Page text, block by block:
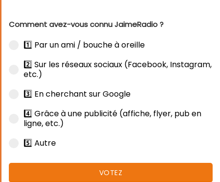
Comment avez-vous connu JaimeRadio ?
1️⃣ Par un ami / bouche à oreille
2️⃣ Sur les réseaux sociaux (Facebook, Instagram,
etc.)
3️⃣ En cherchant sur Google
4️⃣ Grâce à une publicité (affiche, flyer, pub en
ligne, etc.)
5️⃣ Autre
VOTEZ